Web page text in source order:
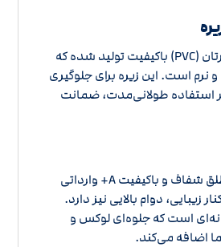
زیره صندل از پلی‌یورتان (PVC) باکیفیت تولید شده که
نرم است. این زیره برای جلوگیری
استفاده طولانی‌مدت، ضمانت
رویه این صندل از طلق شفاف و باکیفیت A+ وارداتی
زیبایی، دوام بالایی نیز دارد.
است که جلوه‌ای لوکس و
اضافه می‌کند.